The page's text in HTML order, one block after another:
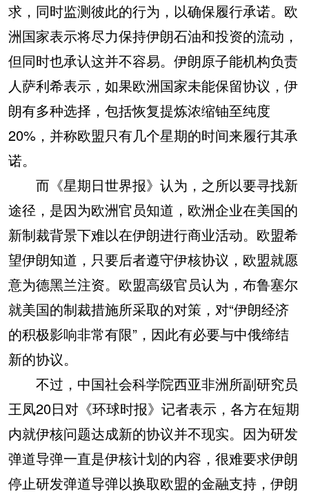
求，同时监测彼此的行为，以确保履行承诺。欧
洲国家表示将尽力保持伊朗石油和投资的流动，
但同时也承认这并不容易。伊朗原子能机构负责
人萨利希表示，如果欧洲国家未能保留协议，伊
朗有多种选择，包括恢复提炼浓缩铀至纯度
20%，并称欧盟只有几个星期的时间来履行其承
诺。
而《星期日世界报》认为，之所以要寻找新
途径，是因为欧洲官员知道，欧洲企业在美国的
新制裁背景下难以在伊朗进行商业活动。欧盟希
望伊朗知道，只要后者遵守伊核协议，欧盟就愿
意为德黑兰注资。欧盟高级官员认为，布鲁塞尔
就美国的制裁措施所采取的对策，对“伊朗经济
的积极影响非常有限”，因此有必要与中俄缔结
新的协议。
不过，中国社会科学院西亚非洲所副研究员
王凤20日对《环球时报》记者表示，各方在短期
内就伊核问题达成新的协议并不现实。因为研发
弹道导弹一直是伊核计划的内容，很难要求伊朗
停止研发弹道导弹以换取欧盟的金融支持，伊朗